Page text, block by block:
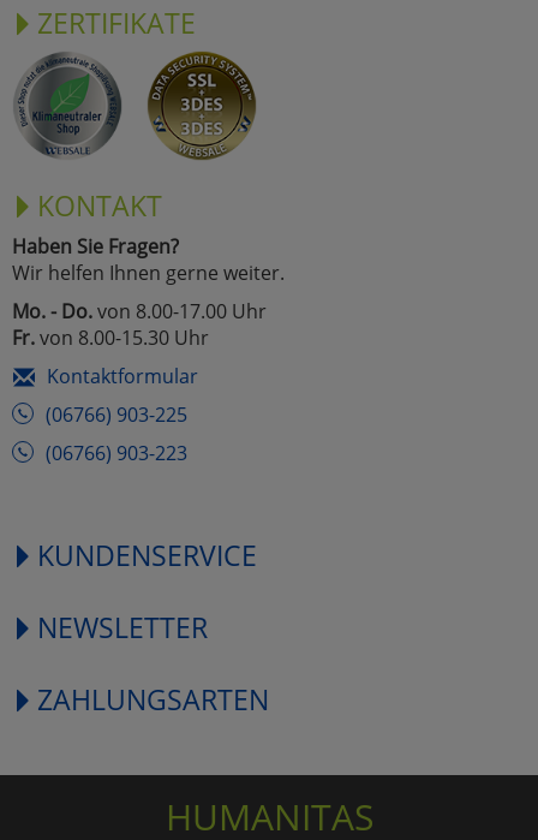
ZERTIFIKATE
KONTAKT
Haben Sie Fragen?
Wir helfen Ihnen gerne weiter.
Mo. - Do.von 8.00-17.00 Uhr
Fr.von 8.00-15.30 Uhr
Kontaktformular
(06766) 903-225
(06766) 903-223
KUNDENSERVICE
NEWSLETTER
ZAHLUNGSARTEN
HUMANITAS